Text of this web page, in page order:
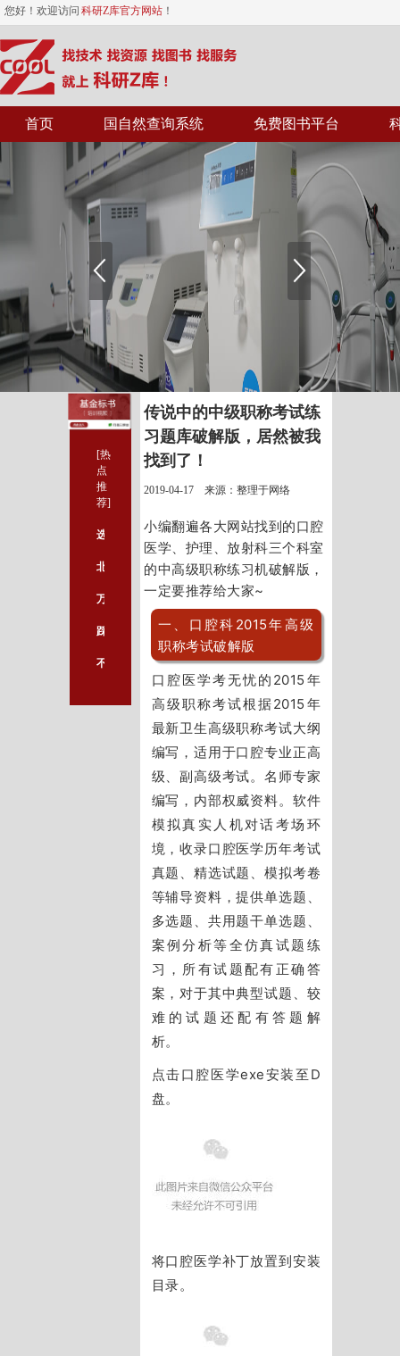
您好！欢迎访问 科研Z库官方网站 ！
首页 国自然查询系统 免费图书平台
[热
点
推
荐]
传说中的中级职称考试练
习题库破解版，居然被我
找到了！
2019-04-17 来源：整理于网络
小编翻遍各大网站找到的口腔
医学、护理、放射科三个科室
的中高级职称练习机破解版，
一定要推荐给大家~
一、口腔科 2015年高级
职称考试破解版
口腔医学考无忧的2015年
高级职称考试根据2015年
最新卫生高级职称考试大纲
编写，适用于口腔专业正高
级、副高级考试。名师专家
编写，内部权威资料。软件
模拟真实人机对话考场环
境，收录口腔医学历年考试
真题、精选试题、模拟考卷
等辅导资料，提供单选题、
多选题、共用题干单选题、
案例分析等全仿真试题练
习，所有试题配有正确答
案，对于其中典型试题、较
难的试题还配有答题解
析。
点击口腔医学exe安装至D
盘。
将口腔医学补丁放置到安装
目录。